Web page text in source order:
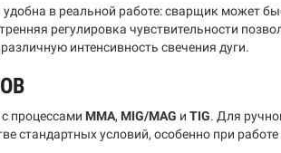
в реальной работе: сварщик может
регулировка чувствительности
интенсивность свечения дуги.
процессами MMA, MIG/MAG и TIG. Для
стандартных условий, особенно при